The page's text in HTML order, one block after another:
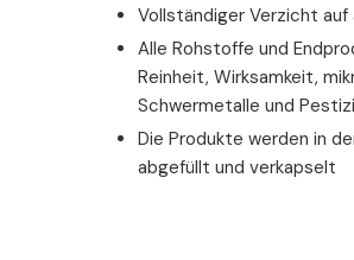
Vollständiger Verzicht
Alle Rohstoffe und
Reinheit, Wirksamkeit,
Schwermetalle und
Die Produkte werden in
abgefüllt und verkapselt